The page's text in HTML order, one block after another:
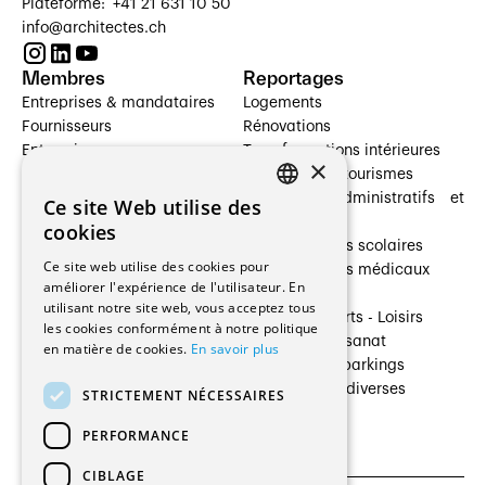
Plateforme: +41 21 631 10 50
info@architectes.ch
Membres
Entreprises & mandataires
Fournisseurs
Entreprises
Architectes paysagistes
Architectes d'intérieur
Entreprises générales
Ingénieurs et mandataires
Fabricants / Fournisseurs
Régies immobilières
Gestion PPE
Reportages
Logements
Rénovations
Transformations intérieures
Hôtelleries et tourismes
Bâtiments administratifs et
Établissements scolaires
Établissements médicaux
Villas
Cultures - Sports - Loisirs
Industrie - Artisanat
Transports et parkings
Constructions diverses
×
Ce site Web utilise des
cookies
Ce site web utilise des cookies pour
améliorer l'expérience de l'utilisateur. En
utilisant notre site web, vous acceptez tous
les cookies conformément à notre politique
en matière de cookies. En savoir plus
STRICTEMENT NÉCESSAIRES
PERFORMANCE
CIBLAGE